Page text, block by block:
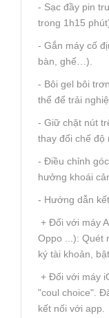
- Sạc đầy pin
trong 1h15
- Gắn máy cố
bàn, ghế…).
- Bôi gel bôi
thể để trải
- Giữ chặt nút
thay đổi chế độ
- Điều chỉnh
hưởng khoái
- Hướng dẫn
+ Đối với máy
Oppo ...): Quét
ký tài khoản,
+ Đối với máy
"coul choice".
kết nối với app.